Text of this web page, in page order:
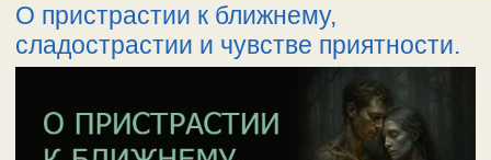
О пристрастии к ближнему,
сладострастии и чувстве приятности.